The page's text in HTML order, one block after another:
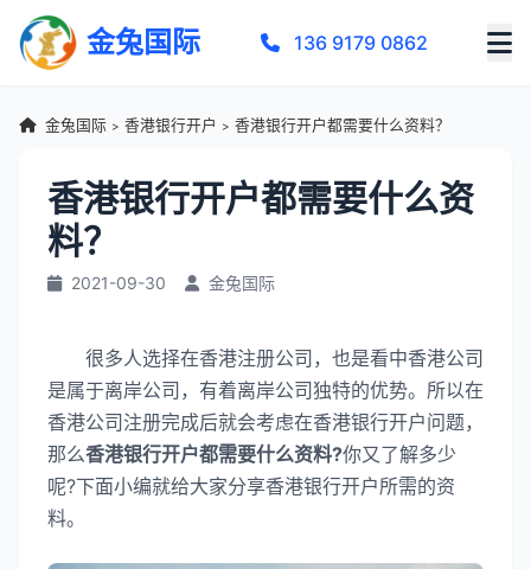
金兔国际 136 9179 0862
金兔国际 > 香港银行开户 > 香港银行开户都需要什么资料？
香港银行开户都需要什么资
料？
2021-09-30 金兔国际
很多人选择在香港注册公司，也是看中香港公司
是属于离岸公司，有着离岸公司独特的优势。所以在
香港公司注册完成后就会考虑在香港银行开户问题，
那么香港银行开户都需要什么资料?你又了解多少
呢?下面小编就给大家分享香港银行开户所需的资
料。